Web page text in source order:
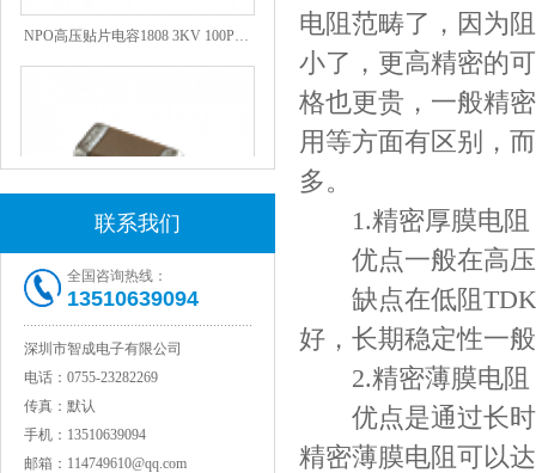
联系我们
全国咨询热线：
13510639094
深圳市智成电子有限公司
电话： 0755-23282269
传真： 默认
手机： 13510639094
邮箱： 114749610@qq.com
电阻范畴了，因为
小了，更高精密的
格也更贵，一般精
用等方面有区别，
多。
1.精密厚膜电阻
优点一般在高压
缺点在低阻TDK
好，长期稳定性一
2.精密薄膜电阻
优点是通过长时
精密薄膜电阻可以